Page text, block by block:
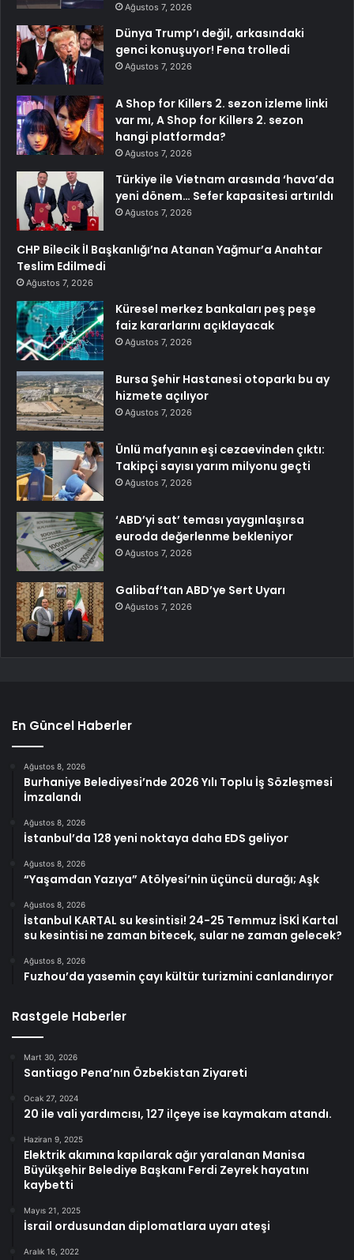
Ağustos 7, 2026
Dünya Trump’ı değil, arkasındaki
genci konuşuyor! Fena trolledi
Ağustos 7, 2026
A Shop for Killers 2. sezon izleme linki
var mı, A Shop for Killers 2. sezon
hangi platformda?
Ağustos 7, 2026
Türkiye ile Vietnam arasında ‘hava’da
yeni dönem… Sefer kapasitesi artırıldı
Ağustos 7, 2026
CHP Bilecik İl Başkanlığı’na Atanan Yağmur’a Anahtar
Teslim Edilmedi
Ağustos 7, 2026
Küresel merkez bankaları peş peşe
faiz kararlarını açıklayacak
Ağustos 7, 2026
Bursa Şehir Hastanesi otoparkı bu ay
hizmete açılıyor
Ağustos 7, 2026
Ünlü mafyanın eşi cezaevinden çıktı:
Takipçi sayısı yarım milyonu geçti
Ağustos 7, 2026
‘ABD’yi sat’ teması yaygınlaşırsa
euroda değerlenme bekleniyor
Ağustos 7, 2026
Galibaf’tan ABD’ye Sert Uyarı
Ağustos 7, 2026
En Güncel Haberler
Ağustos 8, 2026
Burhaniye Belediyesi’nde 2026 Yılı Toplu İş Sözleşmesi
İmzalandı
Ağustos 8, 2026
İstanbul’da 128 yeni noktaya daha EDS geliyor
Ağustos 8, 2026
“Yaşamdan Yazıya” Atölyesi’nin üçüncü durağı; Aşk
Ağustos 8, 2026
İstanbul KARTAL su kesintisi! 24-25 Temmuz İSKİ Kartal
su kesintisi ne zaman bitecek, sular ne zaman gelecek?
Ağustos 8, 2026
Fuzhou’da yasemin çayı kültür turizmini canlandırıyor
Rastgele Haberler
Mart 30, 2026
Santiago Pena’nın Özbekistan Ziyareti
Ocak 27, 2024
20 ile vali yardımcısı, 127 ilçeye ise kaymakam atandı.
Haziran 9, 2025
Elektrik akımına kapılarak ağır yaralanan Manisa
Büyükşehir Belediye Başkanı Ferdi Zeyrek hayatını
kaybetti
Mayıs 21, 2025
İsrail ordusundan diplomatlara uyarı ateşi
Aralık 16, 2022